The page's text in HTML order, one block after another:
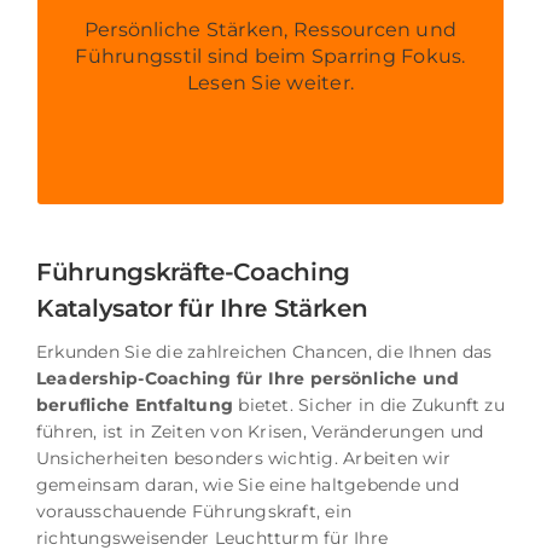
Persönliche Stärken, Ressourcen und
Führungsstil sind beim Sparring Fokus.
Lesen Sie weiter.
Executives analysieren wir
gemeinsam Ihre persönlichen
Blind-Spots und entwickeln
neue Lösungsansätze, die Sie
Führungskräfte-Coaching
Katalysator für Ihre Stärken
Erkunden Sie die zahlreichen Chancen, die Ihnen das
Leadership-Coaching für Ihre persönliche und
berufliche Entfaltung bietet. Sicher in die Zukunft zu
führen, ist in Zeiten von Krisen, Veränderungen und
Unsicherheiten besonders wichtig.Arbeiten wir
gemeinsam daran, wie Sie eine haltgebende und
vorausschauende Führungskraft, ein
richtungsweisender Leuchtturm für Ihre